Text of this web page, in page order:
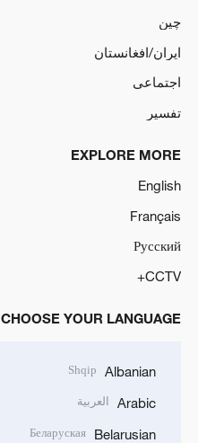
چین
ایران/افغانستان
اجتماعی
تفسیر
EXPLORE MORE
English
Français
Русский
CCTV+
CHOOSE YOUR LANGUAGE
Albanian
Shqip
Arabic العربية
Belarusian
Беларуская